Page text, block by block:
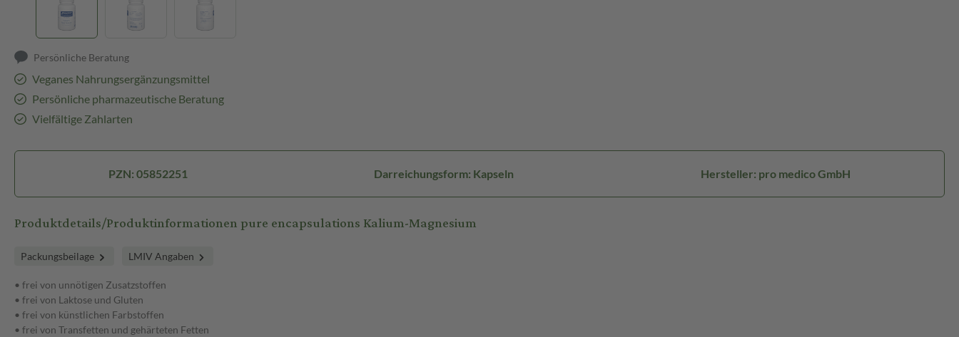
Persönliche Beratung
Veganes Nahrungsergänzungsmittel
Persönliche pharmazeutische Beratung
Vielfältige Zahlarten
PZN: 05852251 Darreichungsform: Kapseln Hersteller: pro medico GmbH
Produktdetails/Produktinformationen pure encapsulations Kalium-Magnesium
Packungsbeilage LMIV Angaben
• frei von unnötigen Zusatzstoffen
• frei von Laktose und Gluten
• frei von künstlichen Farbstoffen
• frei von Transfetten und gehärteten Fetten